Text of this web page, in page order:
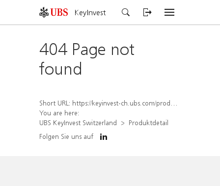
KeyInvest
404 Page not
found
Short URL: https://keyinvest-ch.ubs.com/produkt/detail/index/isin/CH1578797503
You are here:
UBS KeyInvest Switzerland
Produktdetail
Folgen Sie uns auf